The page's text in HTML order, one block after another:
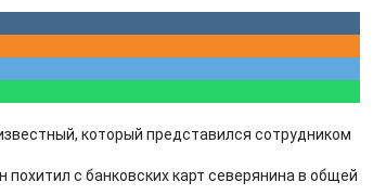
который представился сотрудником
с банковских карт северянина в общей